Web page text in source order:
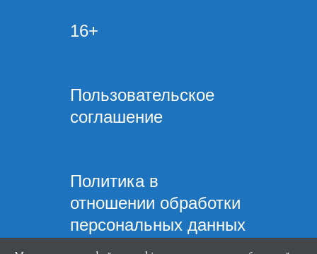
16+
Пользовательское
соглашение
Политика в
отношении обработки
персональных данных